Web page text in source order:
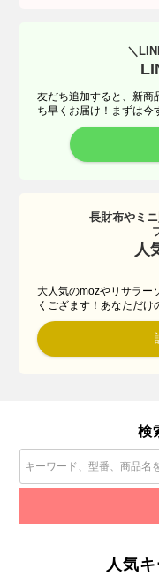
＼
友だち追加すると、新商
ち早くお届け！まずは今
長財布やミ
人
大人気のmozやリサラー
くござます！あなただけ
検
人気